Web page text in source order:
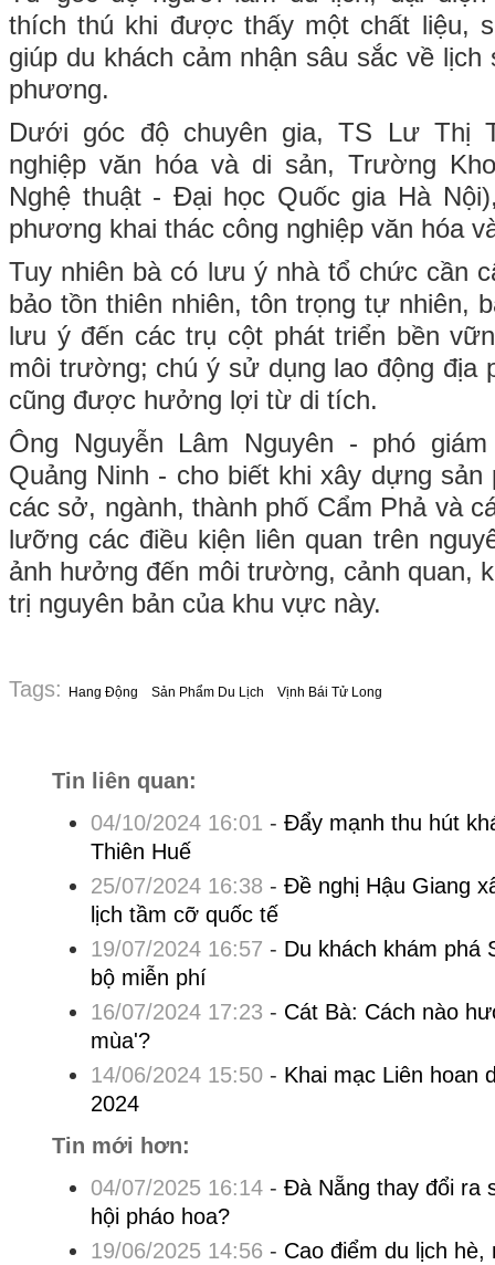
thích thú khi được thấy một chất liệu,
giúp du khách cảm nhận sâu sắc về
phương.
Dưới góc độ chuyên gia, TS Lư Thị
nghiệp văn hóa và di sản, Trường
Nghệ thuật - Đại học Quốc gia Hà
phương khai thác công nghiệp văn hóa
Tuy nhiên bà có lưu ý nhà tổ chức cần
bảo tồn thiên nhiên, tôn trọng tự nhiên,
lưu ý đến các trụ cột phát triển bền
môi trường; chú ý sử dụng lao động địa
cũng được hưởng lợi từ di tích.
Ông Nguyễn Lâm Nguyên - phó
Quảng Ninh - cho biết khi xây dựng sản
các sở, ngành, thành phố Cẩm Phả và
lưỡng các điều kiện liên quan trên
ảnh hưởng đến môi trường, cảnh quan,
trị nguyên bản của khu vực này.
Tags: Hang Động Sản Phẩm Du Lịch Vịnh Bái Tử Long
Tin liên quan:
04/10/2024 16:01 - Đẩy mạnh thu hút
Thiên Huế
25/07/2024 16:38 - Đề nghị Hậu Giang
lịch tầm cỡ quốc tế
19/07/2024 16:57 - Du khách khám phá
bộ miễn phí
16/07/2024 17:23 - Cát Bà: Cách nào
mùa'?
14/06/2024 15:50- Khai mạc Liên hoan
2024
Tin mới hơn:
04/07/2025 16:14- Đà Nẵng thay đổi ra
hội pháo hoa?
19/06/2025 14:56 - Cao điểm du lịch hè,